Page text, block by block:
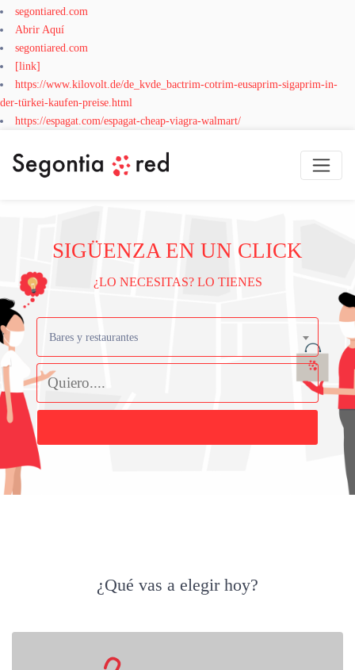
segontiared.com
Abrir Aquí
segontiared.com
[link]
https://www.kilovolt.de/de_kvde_bactrim-cotrim-eusaprim-sigaprim-in-
der-türkei-kaufen-preise.html
https://espagat.com/espagat-cheap-viagra-walmart/
SIGÜENZA EN UN CLICK
¿LO NECESITAS? LO TIENES
Bares y restaurantes
¿Qué vas a elegir hoy?